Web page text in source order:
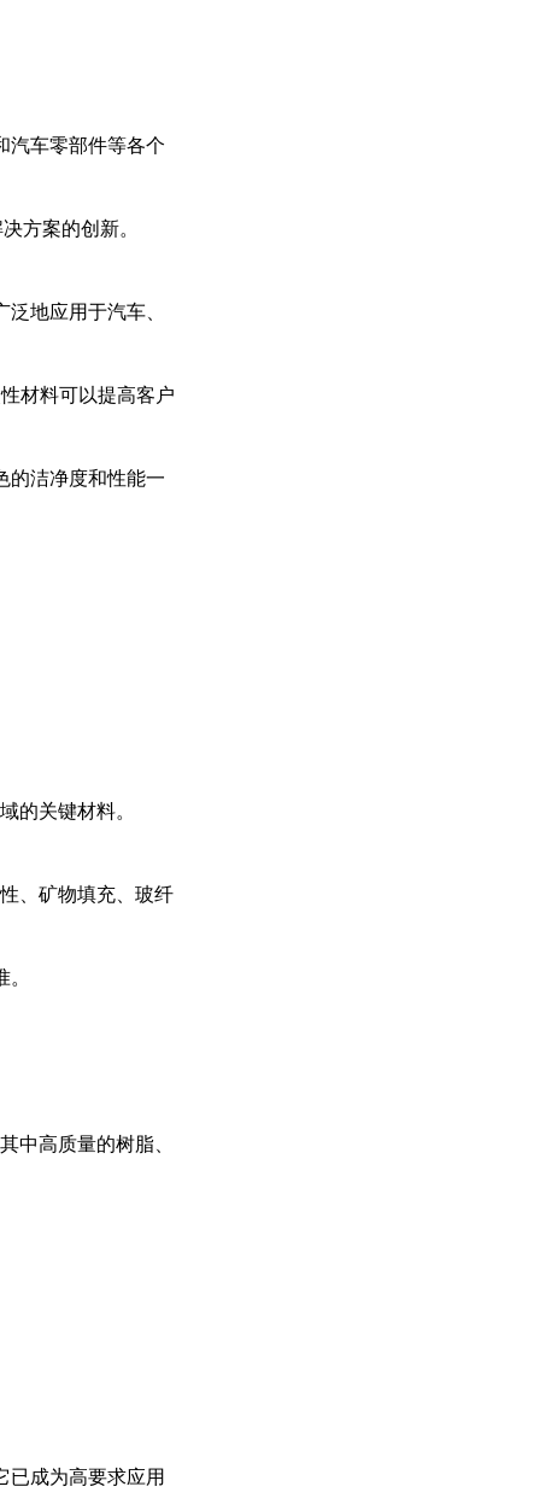
汽车零部件等各个
方案的创新。
地应用于汽车、
材料可以提高客户
的洁净度和性能一
的关键材料。
、矿物填充、玻纤
中高质量的树脂、
已成为高要求应用